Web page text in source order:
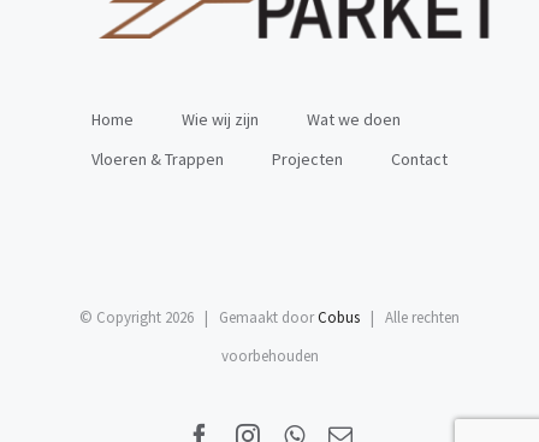
Home Wie wij zijn
Wat we doen
Vloeren & Trappen
Projecten Contact
© Copyright 2026 | Gemaakt doorCobus | Alle rechten
voorbehouden
Facebook
Instagram
WhatsApp
E-